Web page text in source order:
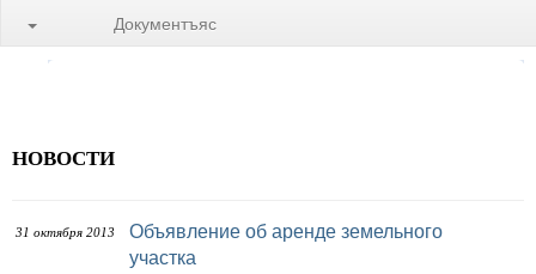
Документъяс
НОВОСТИ
31 октября 2013
Объявление об аренде земельного
участка